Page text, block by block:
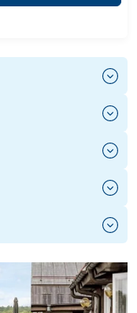
Görans Källa.